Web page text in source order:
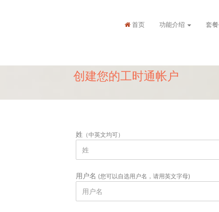
首页 功能介绍 套
创建您的工时通帐户
姓 （中英文均可）
用户名 (您可以自选用户名，请用英文字母)